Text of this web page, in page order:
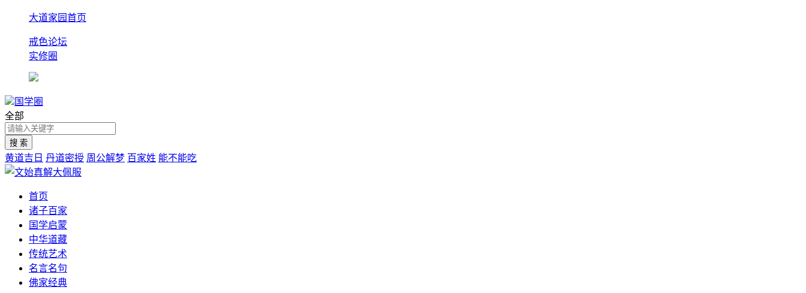
大道家园首页
戒色论坛
实修圈
国学圈
全部
黄道吉日 丹道密授 周公解梦 百家姓 能不能吃
首页
诸子百家
国学启蒙
中华道藏
传统艺术
名言名句
佛家经典